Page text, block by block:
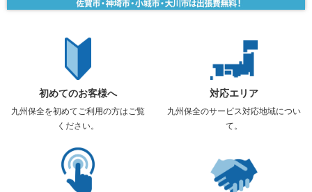
初めてのお客様へ
九州保全を初めてご利用の方はご覧
ください。
対応エリア
九州保全のサービス対応地域につい
て。